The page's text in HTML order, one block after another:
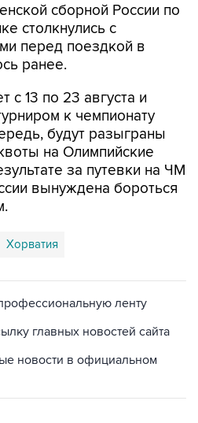
сборной России по
столкнулись с
перед поездкой в
ранее.
с 13 по 23 августа и
к чемпионату
будут разыграны
на Олимпийские
за путевки на ЧМ
вынуждена бороться
Хорватия
ленту
главных новостей сайта
новости в официальном